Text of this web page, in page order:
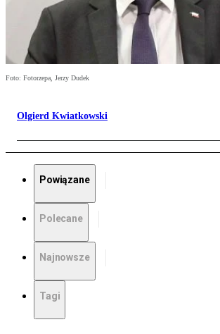
Foto: Fotorzepa, Jerzy Dudek
Olgierd Kwiatkowski
Powiązane
Polecane
Najnowsze
Tagi